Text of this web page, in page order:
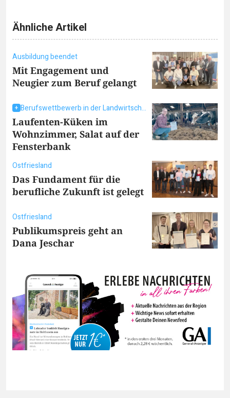
Ähnliche Artikel
Ausbildung beendet
Mit Engagement und
Neugier zum Beruf gelangt
Berufswettbewerb in der Landwirtschaft
Laufenten-Küken im
Wohnzimmer, Salat auf der
Fensterbank
Ostfriesland
Das Fundament für die
berufliche Zukunft ist gelegt
Ostfriesland
Publikumspreis geht an
Dana Jeschar